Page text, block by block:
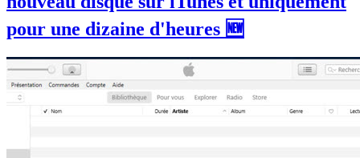
pour une dizaine d'heures 🆕